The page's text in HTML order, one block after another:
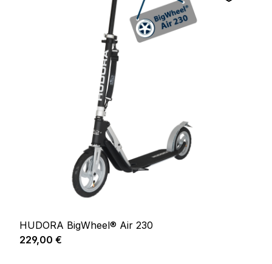
HUDORA BigWheel® Air 230
Regulärer Preis:
229,00 €